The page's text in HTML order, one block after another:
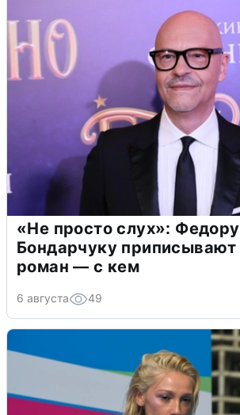
«Не просто слух»: Федору
Бондарчуку
роман — с кем
6 августа 49